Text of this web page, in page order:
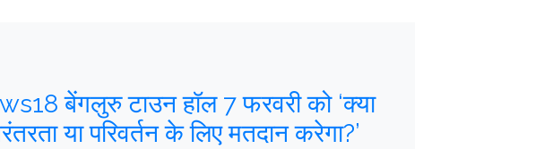
बेंगलुरु टाउन हॉल 7 फरवरी को ‘क्या
या परिवर्तन के लिए मतदान करेगा?’